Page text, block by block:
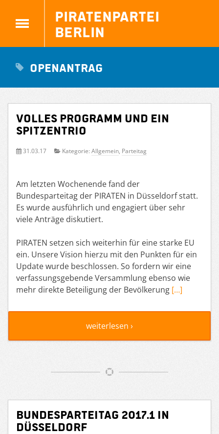
Piratenpartei
Berlin
Openantrag
Volles Programm und ein
Spitzentrio
31.03.17 Kategorie: Allgemein, Parteitag
Am letzten Wochenende fand der
Bundesparteitag der PIRATEN in Düsseldorf statt.
Es wurde ausführlich und engagiert über sehr
viele Anträge diskutiert.
PIRATEN setzen sich weiterhin für eine starke EU
ein. Unsere Vision hierzu mit den Punkten für ein
Update wurde beschlossen. So fordern wir eine
verfassungsgebende Versammlung ebenso wie
mehr direkte Beteiligung der Bevölkerung […]
weiterlesen ›
Bundesparteitag 2017.1 in
Düsseldorf